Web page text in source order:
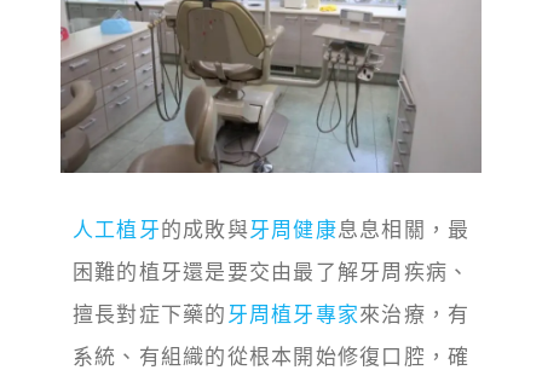
人工植牙的成敗與牙周健康息息相關，最
困難的植牙還是要交由最了解牙周疾病、
擅長對症下藥的 牙周植牙專家來治療，有
系統、有組織的從根本開始修復口腔，確